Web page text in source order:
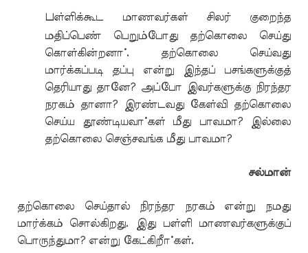
பள்ளிக்கூட மாணவர்கள் சிலர் குறைந்த
மதிப்பெண் பெறும்போது தற்கொலை செய்து
கொள்கின்றனா். தற்கொலை செய்வது
மார்க்கப்படி தப்பு என்று இந்தப் பசங்களுக்குத்
தெரியாது தானே? அப்போ இவர்களுக்கு நிரந்தர
நரகம் தானா? இரண்டவது கேள்வி தற்கொலை
செய்ய தூண்டியவா்கள் மீது பாவமா? இல்லை
தற்கொலை செஞ்சவங்க மீது பாவமா?
சல்மான்
தற்கொலை செய்தால் நிரந்தர நரகம் என்று நமது
மார்க்கம் சொல்கிறது. இது பள்ளி மாணவர்களுக்குப்
பொருந்துமா? என்று கேட்கிறீா்கள்.